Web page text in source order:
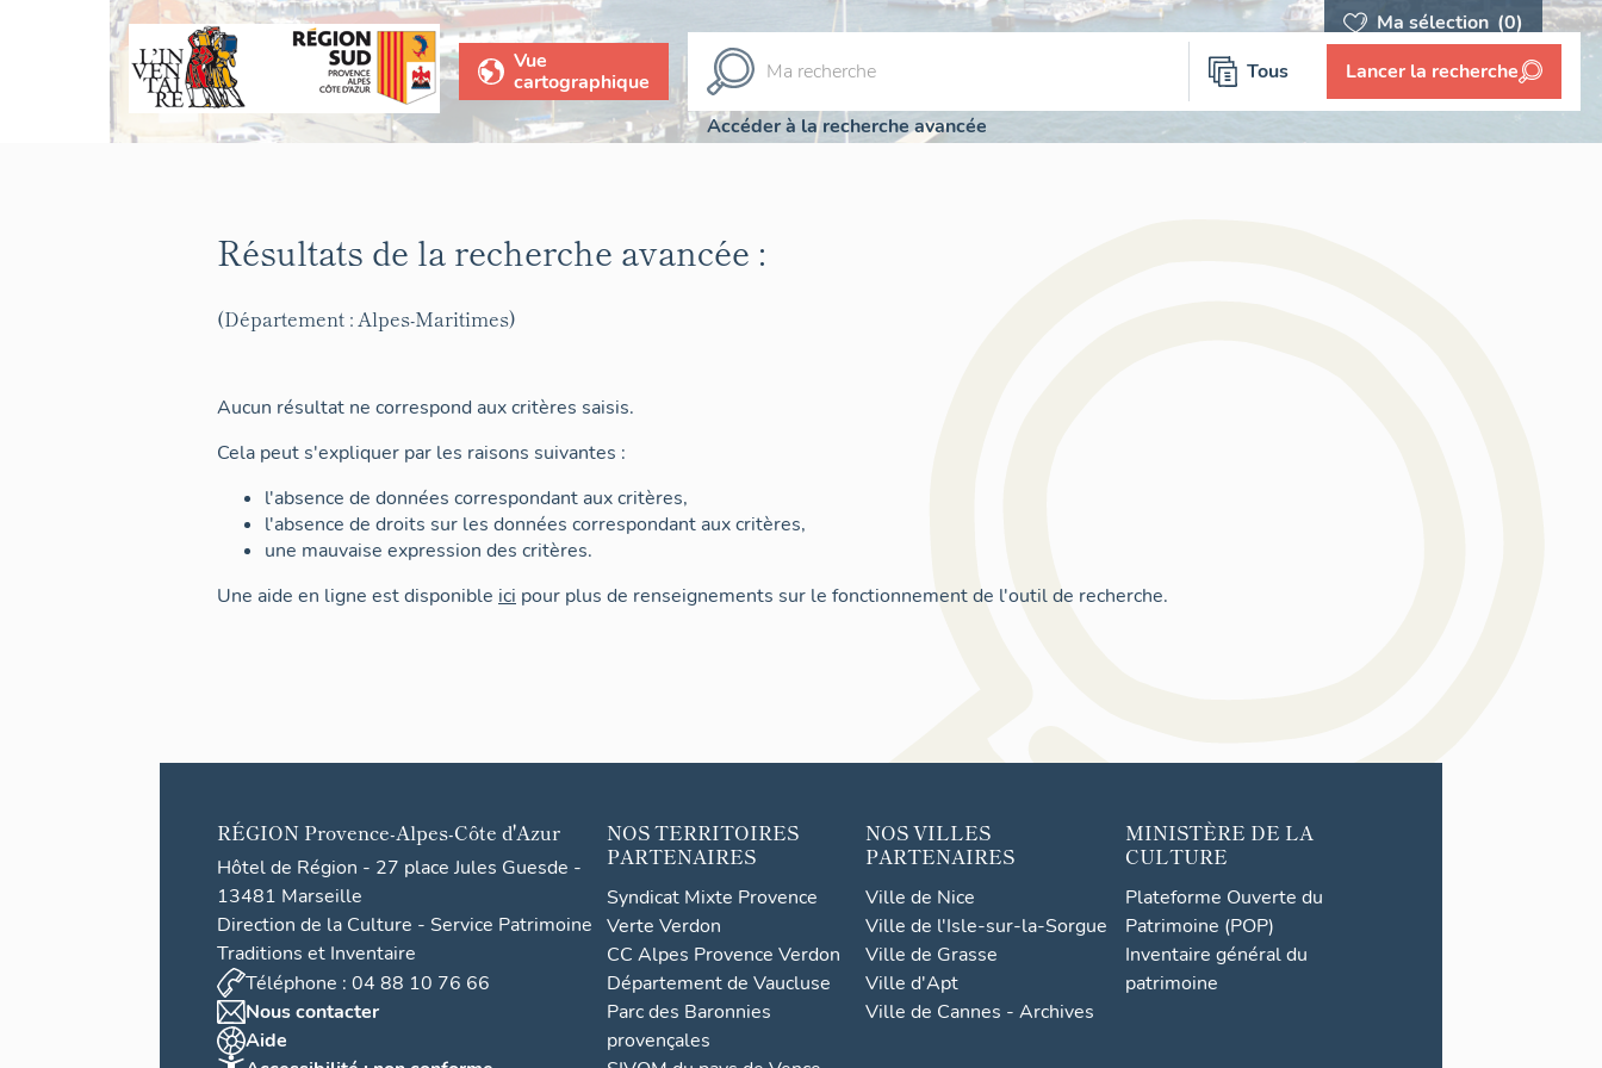
Ma sélection (0)
Vue
cartographique
Tous Lancer la recherche
Accéder à la recherche avancée
Résultats de la recherche avancée :
(Département : Alpes-Maritimes)
Aucun résultat ne correspond aux critères saisis.
Cela peut s'expliquer par les raisons suivantes :
l'absence de données correspondant aux critères,
l'absence de droits sur les données correspondant aux critères,
une mauvaise expression des critères.
Une aide en ligne est disponible ici pour plus de renseignements sur le fonctionnement de l'outil de recherche.
RÉGION Provence-Alpes-Côte d'Azur
Hôtel de Région - 27 place Jules Guesde -
13481 Marseille
Direction de la Culture - Service Patrimoine
Traditions et Inventaire
Téléphone : 04 88 10 76 66
Nous contacter
Aide
NOS TERRITOIRES
PARTENAIRES
Syndicat Mixte Provence
Verte Verdon
CC Alpes Provence Verdon
Département de Vaucluse
Parc des Baronnies
provençales
NOS VILLES
PARTENAIRES
Ville de Nice
Ville de l'Isle-sur-la-Sorgue
Ville de Grasse
Ville d'Apt
Ville de Cannes - Archives
MINISTÈRE DE LA
CULTURE
Plateforme Ouverte du
Patrimoine (POP)
Inventaire général du
patrimoine